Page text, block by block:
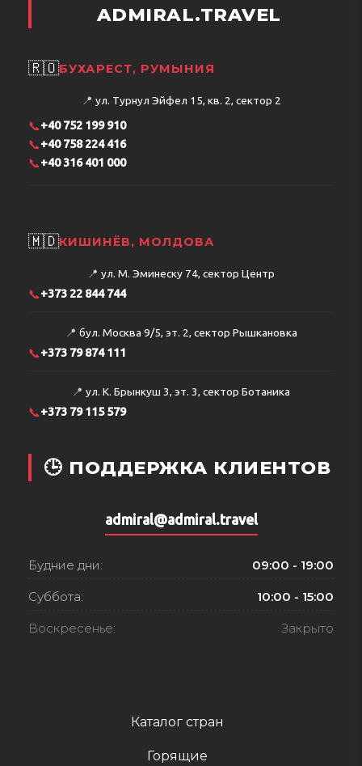
Каталог стран
Горящие
ADMIRAL.TRAVEL
🇷🇴БУХАРЕСТ, РУМЫНИЯ
📍 ул. Турнул Эйфел 15, кв. 2, сектор 2
📞+40 752 199 910
📞+40 758 224 416
📞+40 316 401 000
🇲🇩КИШИНЁВ, МОЛДОВА
📍 ул. М. Эминеску 74, сектор Центр
📞+373 22 844 744
📍 бул. Москва 9/5, эт. 2, сектор Рышкановка
📞+373 79 874 111
📍 ул. К. Брынкуш 3, эт. 3, сектор Ботаника
📞+373 79 115 579
🕒 ПОДДЕРЖКА КЛИЕНТОВ
admiral@admiral.travel
Будние дни: 09:00 - 19:00
Суббота: 10:00 - 15:00
Воскресенье: Закрыто